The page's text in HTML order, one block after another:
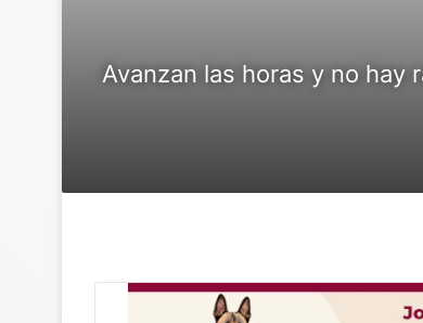
Avanzan las horas y no hay